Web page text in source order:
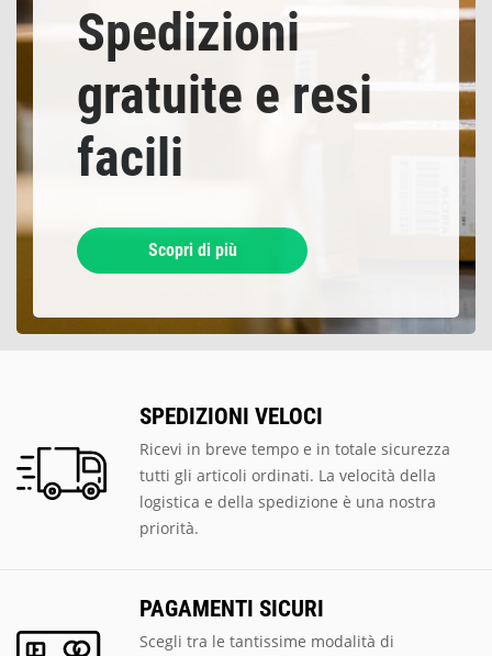
Spedizioni
gratuite e resi
facili
Scopri di più
SPEDIZIONI VELOCI
Ricevi in breve tempo e in totale sicurezza
tutti gli articoli ordinati. La velocità della
logistica e della spedizione è una nostra
priorità.
PAGAMENTI SICURI
Scegli tra le tantissime modalità di